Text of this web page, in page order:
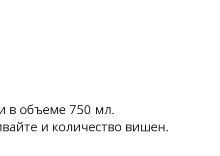
в объеме 750 мл.
и количество вишен.